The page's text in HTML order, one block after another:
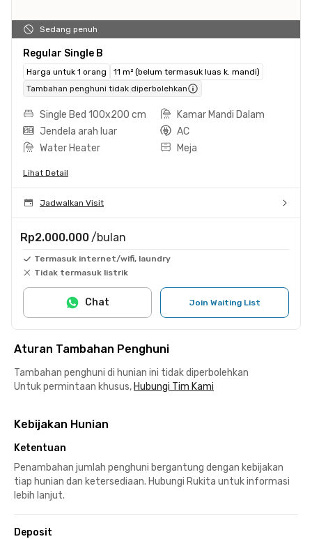
Sedang penuh
Regular Single B
Harga untuk 1 orang
11 m² (belum termasuk luas k. mandi)
Tambahan penghuni tidak diperbolehkan
Single Bed 100x200 cm
Kamar Mandi Dalam
Jendela arah luar
AC
Water Heater
Meja
Lihat Detail
Jadwalkan Visit
Rp2.000.000 /bulan
Termasuk internet/wifi, laundry
Tidak termasuk listrik
Join Waiting List
Chat
Aturan Tambahan Penghuni
Tambahan penghuni di hunian ini tidak diperbolehkan
Untuk permintaan khusus, Hubungi Tim Kami
Kebijakan Hunian
Ketentuan
Penambahan jumlah penghuni bergantung dengan kebijakan
tiap hunian dan ketersediaan. Hubungi Rukita untuk informasi
lebih lanjut.
Deposit